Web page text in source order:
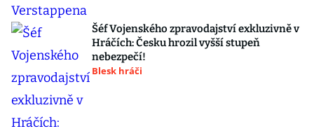
Šéf Vojenského zpravodajství exkluzivně v
Hráčích: Česku hrozil vyšší stupeň
nebezpečí!
Blesk hráči